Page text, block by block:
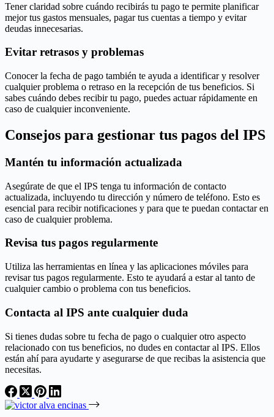
Tener claridad sobre cuándo recibirás tu pago te permite planificar
mejor tus gastos mensuales, pagar tus cuentas a tiempo y evitar
deudas innecesarias.
Evitar retrasos y problemas
Conocer la fecha de pago también te ayuda a identificar y resolver
cualquier problema o retraso en la recepción de tus beneficios. Si
sabes cuándo debes recibir tu pago, puedes actuar rápidamente en
caso de cualquier inconveniente.
Consejos para gestionar tus pagos del IPS
Mantén tu información actualizada
Asegúrate de que el IPS tenga tu información de contacto
actualizada, incluyendo tu dirección y número de teléfono. Esto es
esencial para recibir notificaciones y para que te puedan contactar en
caso de cualquier problema.
Revisa tus pagos regularmente
Utiliza las herramientas en línea y las aplicaciones móviles para
revisar tus pagos regularmente. Esto te ayudará a estar al tanto de
cualquier cambio o problema con tus beneficios.
Contacta al IPS ante cualquier duda
Si tienes dudas sobre tu fecha de pago o cualquier otro aspecto
relacionado con tus beneficios, no dudes en contactar al IPS. Ellos
están ahí para ayudarte y asegurarse de que recibas la asistencia que
necesitas.